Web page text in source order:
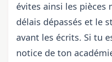
évites ainsi les pièces
délais dépassés et le
avant les écrits. Si tu
notice de ton